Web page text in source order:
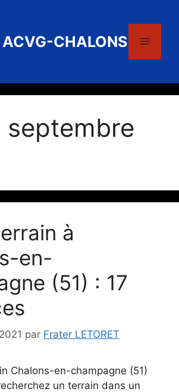
ACVG-CHALONS Menu
septembre
à
en-
(51) : 17
par Frater LETORET
Chalons-en-champagne (51)
un terrain dans un